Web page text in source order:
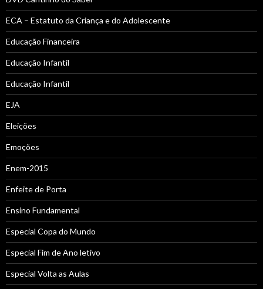
ECA – Estatuto da Criança e do Adolescente
Educação Financeira
Educação Infantil
Educação Infantil
EJA
Eleições
Emoções
Enem-2015
Enfeite de Porta
Ensino Fundamental
Especial Copa do Mundo
Especial Fim de Ano letivo
Especial Volta as Aulas